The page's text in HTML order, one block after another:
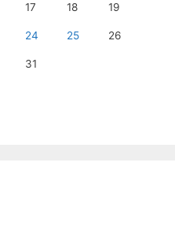
17 18 19
24 25 26
31